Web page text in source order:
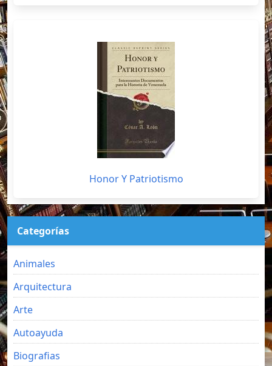
Honor Y Patriotismo
Categorías
Animales
Arquitectura
Arte
Autoayuda
Biografias